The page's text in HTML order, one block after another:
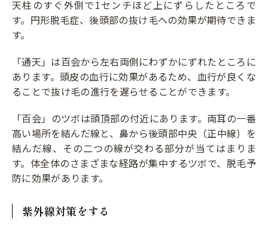
天柱のすぐ外側で1センチほど上にずらしたところで
す。円形脱毛症、後頭部の抜け毛への効果が期待できま
す。
「通天」は百会から左右両側にわずかにずれたところに
あります。頭皮の血行に効果があるため、血行が良くな
ることで抜け毛の進行を遅らせることができます。
「百会」のツボは頭頂部の付近にあります。両耳の一番
高い場所を結んだ線と、鼻から後頭部中央（正中線）を
結んだ線、その二つの線が交わる部分が当てはまりま
す。体全体のさまざまな経路が集中するツボで、脱毛予
防に効果があります。
紫外線対策をする